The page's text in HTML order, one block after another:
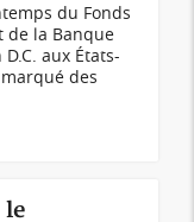
du Fonds
de la Banque
aux États-
des
le